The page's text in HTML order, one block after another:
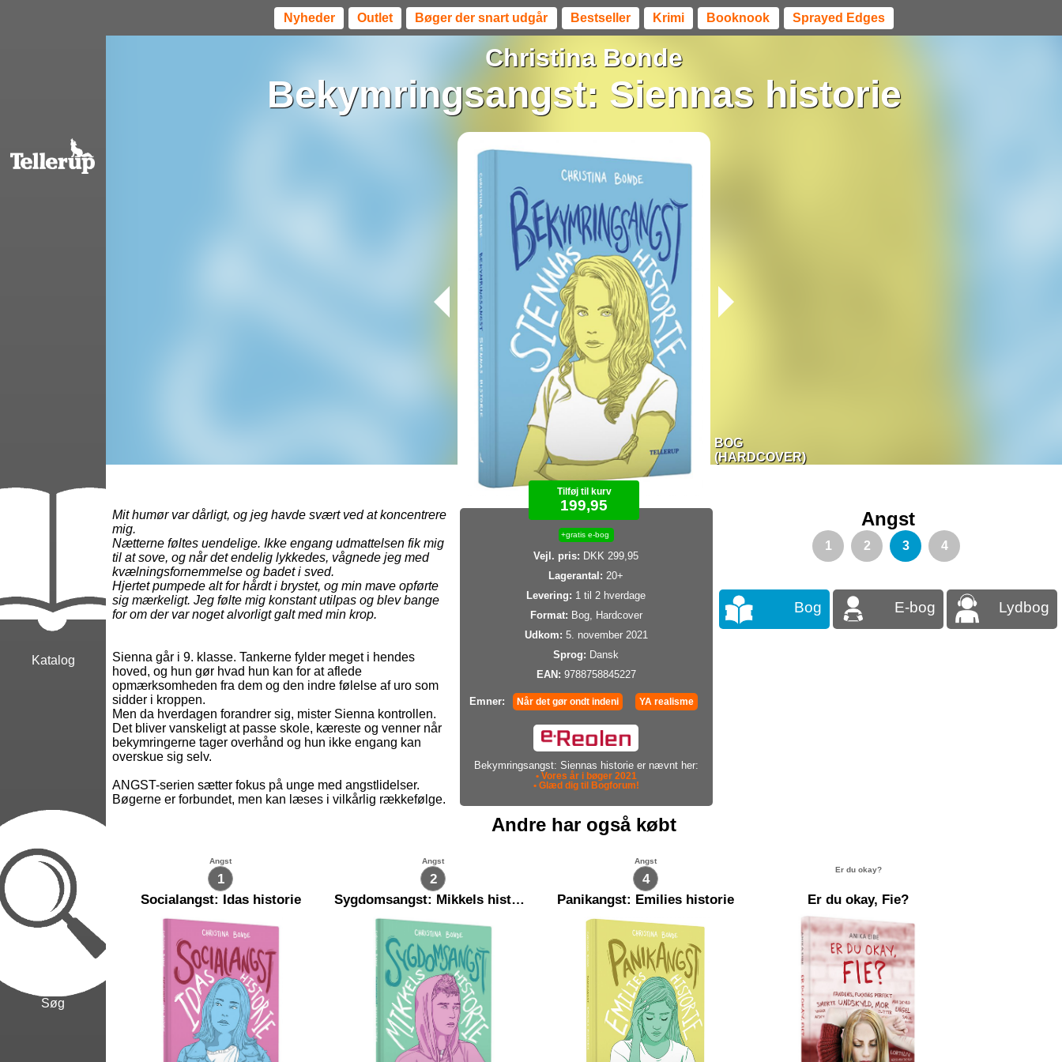
Nyheder Outlet Bøger der snart udgår Bestseller Krimi Booknook Sprayed Edges
Katalog
Søg
Christina Bonde
Bekymringsangst: Siennas historie
BOG
(HARDCOVER)
Tilføj til kurv
199,95
+gratis e-bog
Vejl. pris: DKK 299,95
Lagerantal: 20+
Levering: 1 til 2 hverdage
Format: Bog, Hardcover
Udkom: 5. november 2021
Sprog: Dansk
EAN: 9788758845227
Emner: Når det gør ondt indeni YA realisme
Bekymringsangst: Siennas historie er nævnt her:
• Vores år i bøger 2021
• Glæd dig til Bogforum!
Mit humør var dårligt, og jeg havde svært ved at koncentrere
mig.
Nætterne føltes uendelige. Ikke engang udmattelsen fik mig
til at sove, og når det endelig lykkedes, vågnede jeg med
kvælningsfornemmelse og badet i sved.
Hjertet pumpede alt for hårdt i brystet, og min mave opførte
sig mærkeligt. Jeg følte mig konstant utilpas og blev bange
for om der var noget alvorligt galt med min krop.
Sienna går i 9. klasse. Tankerne fylder meget i hendes
hoved, og hun gør hvad hun kan for at aflede
opmærksomheden fra dem og den indre følelse af uro som
sidder i kroppen.
Men da hverdagen forandrer sig, mister Sienna kontrollen.
Det bliver vanskeligt at passe skole, kæreste og venner når
bekymringerne tager overhånd og hun ikke engang kan
overskue sig selv.
ANGST-serien sætter fokus på unge med angstlidelser.
Bøgerne er forbundet, men kan læses i vilkårlig rækkefølge.
Angst
1 2 3 4
Bog E-bog Lydbog
Andre har også købt
1
Angst
Socialangst: Idas historie
2
Angst
Sygdomsangst: Mikkels historie
4
Angst
Panikangst: Emilies historie
Er du okay?
Er du okay, Fie?